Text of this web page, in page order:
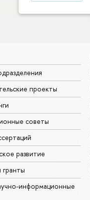
проекты
советы
развитие
информационные